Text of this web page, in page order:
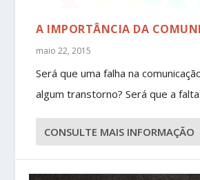
A IMPORTÂNCIA DA
maio 22, 2015
Será que uma falha na
algum transtorno? Será que a
CONSULTE MAIS INFORMAÇÃO